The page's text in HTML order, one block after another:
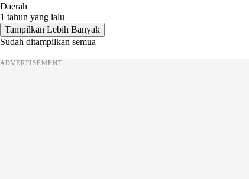
Daerah
1 tahun yang lalu
Tampilkan Lebih Banyak
Sudah ditampilkan semua
ADVERTISEMENT